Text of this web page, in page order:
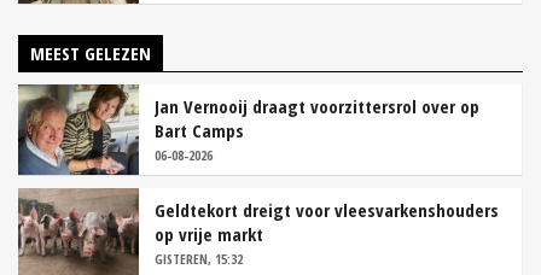
MEEST GELEZEN
Jan Vernooij draagt voorzittersrol over op
Bart Camps
06-08-2026
Geldtekort dreigt voor vleesvarkenshouders
op vrije markt
GISTEREN, 15:32